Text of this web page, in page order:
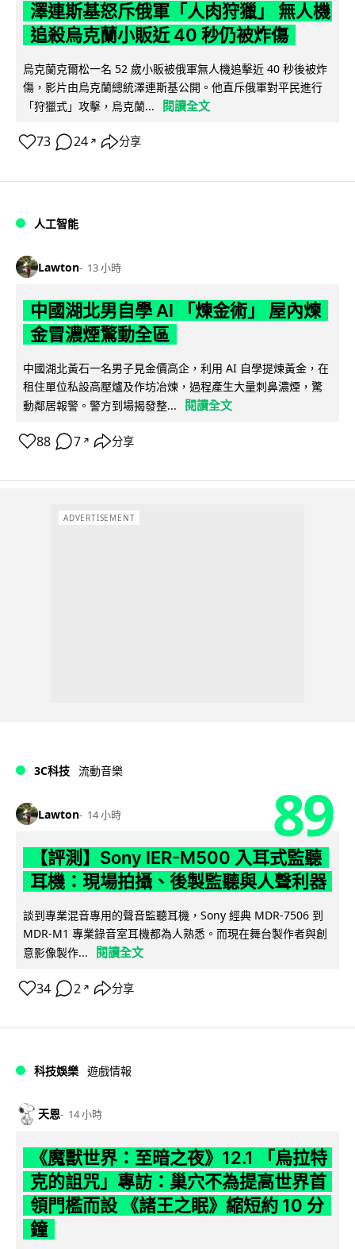
澤連斯基怒斥俄軍「人肉狩獵」 無人機
追殺烏克蘭小販近 40 秒仍被炸傷
烏克蘭克爾松一名 52 歲小販被俄軍無人機追擊近 40 秒後被炸
傷，影片由烏克蘭總統澤連斯基公開。他直斥俄軍對平民進行
「狩獵式」攻擊，烏克蘭...
閱讀全文
73 24 ↗ 分享
人工智能
Lawton 13 小時
中國湖北男自學 AI 「煉金術」 屋內煉
金冒濃煙驚動全區
中國湖北黃石一名男子見金價高企，利用 AI 自學提煉黃金，在
租住單位私設高壓爐及作坊冶煉，過程產生大量刺鼻濃煙，驚
動鄰居報警。警方到場揭發整...
閱讀全文
88 7 ↗ 分享
ADVERTISEMENT
3C科技 流動音樂
Lawton 14 小時 89
【評測】Sony IER-M500 入耳式監聽
耳機：現場拍攝、後製監聽與人聲利器
談到專業混音專用的聲音監聽耳機，Sony 經典 MDR-7506 到
MDR-M1 專業錄音室耳機都為人熟悉。而現在舞台製作者與創
意影像製作...
閱讀全文
34 2 ↗ 分享
科技娛樂 遊戲情報
天恩 14 小時
《魔獸世界：至暗之夜》12.1 「烏拉特
克的詛咒」專訪：巢穴不為提高世界首
領門檻而設 《諸王之眠》縮短約 10 分
鐘